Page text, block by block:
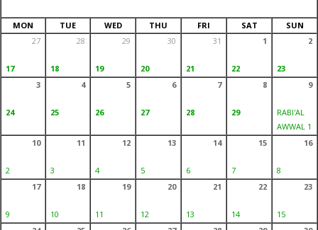
MON TUE WED THU FRI SAT
SUN
27
17
28
18
29
19
30
20
31
21
1
22
2
23
3
24
4
25
5
26
6
27
7
28
8
29
9
RABI'AL
AWWAL 1
10
2
11
3
12
4
13
5
14
6
15
7
16
8
17
9
18
10
19
11
20
12
21
13
22
14
23
15